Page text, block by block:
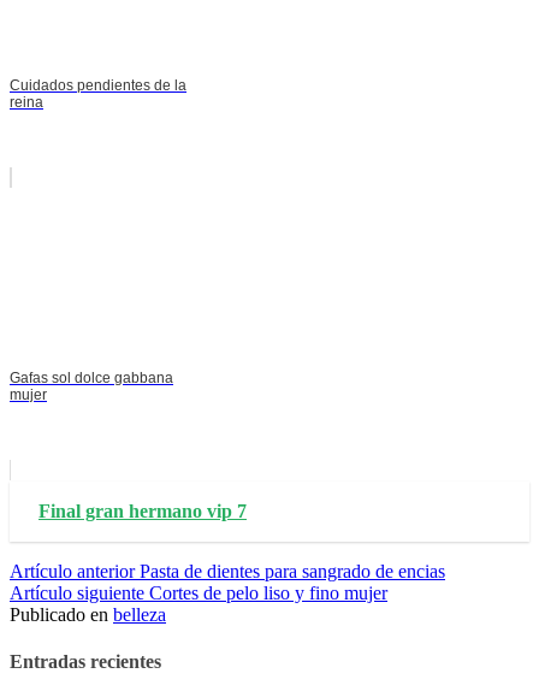
Cuidados pendientes de la
reina
Gafas sol dolce gabbana
mujer
Final gran hermano vip 7
Seguir
leyendo
Artículo anteriorPasta de dientes para sangrado de encias
Artículo siguiente Cortes de pelo liso y fino mujer
Publicado en belleza
Entradas recientes